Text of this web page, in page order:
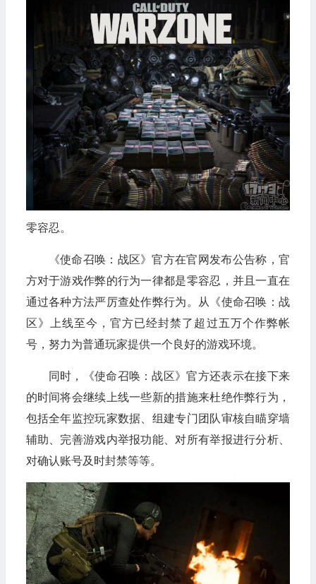
零容忍。
《使命召唤：战区》官方在官网发布公告称，官
方对于游戏作弊的行为一律都是零容忍，并且一直在
通过各种方法严厉查处作弊行为。从《使命召唤：战
区》上线至今，官方已经封禁了超过五万个作弊帐
号，努力为普通玩家提供一个良好的游戏环境。
同时，《使命召唤：战区》官方还表示在接下来
的时间将会继续上线一些新的措施来杜绝作弊行为，
包括全年监控玩家数据、组建专门团队审核自瞄穿墙
辅助、完善游戏内举报功能、对所有举报进行分析、
对确认账号及时封禁等等。